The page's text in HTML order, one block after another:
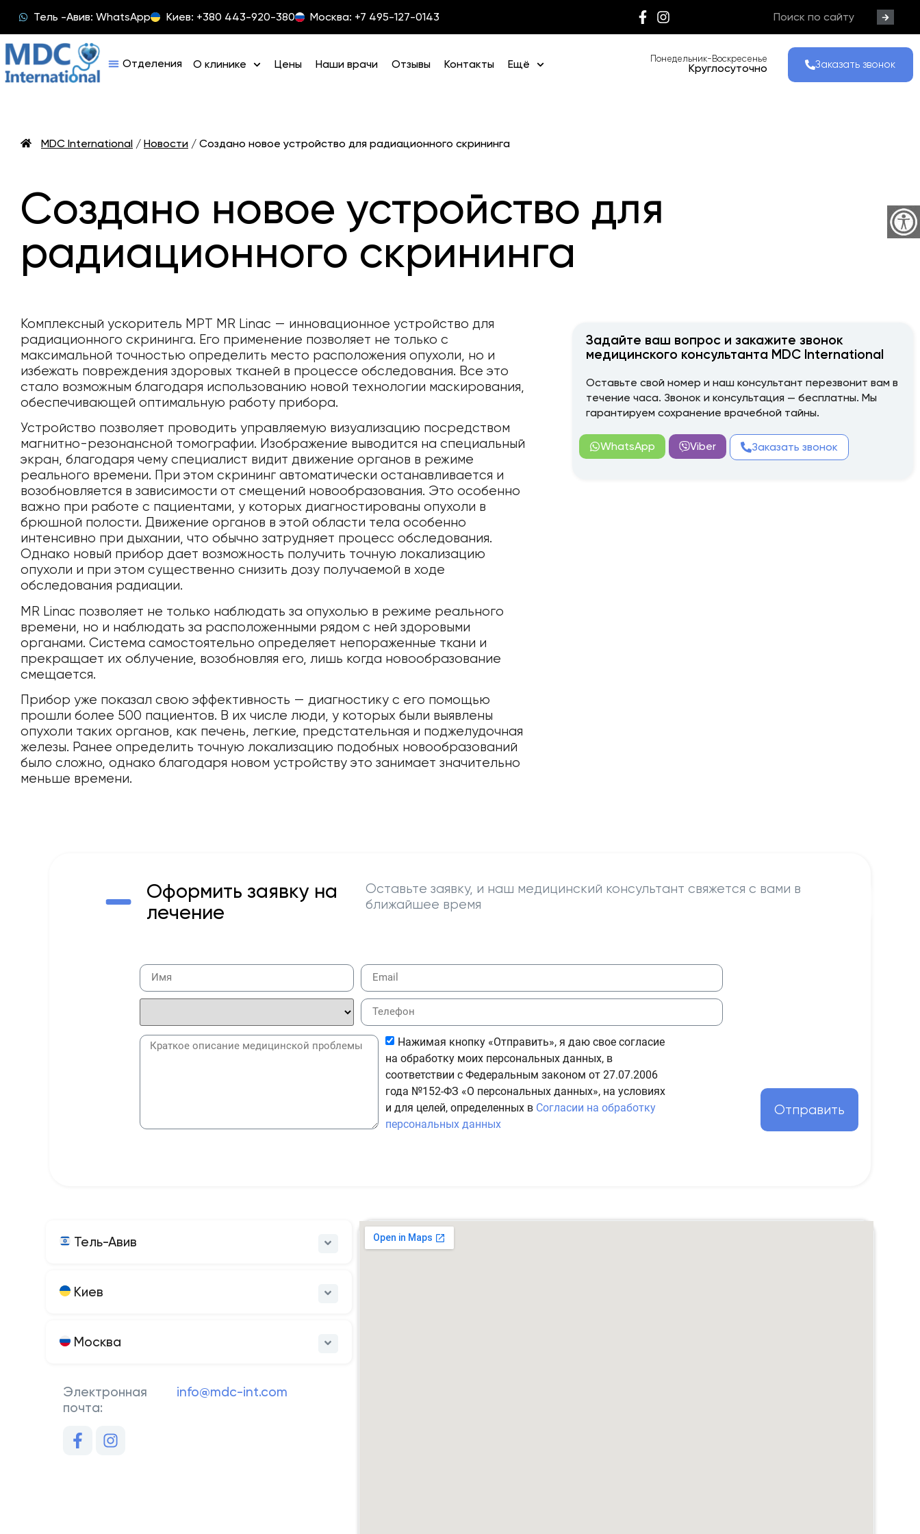
Тель -Авив: WhatsApp Киев: +380 443-920-380 Москва: +7 495-127-0143
О клинике Цены Наши врачи Отзывы Контакты Ещё Понедельник-Воскресенье
Круглосуточно Заказать звонок
MDC International / Новости / Создано новое устройство для радиационного скрининга
Создано новое устройство для
радиационного скрининга
Комплексный ускоритель МРТ MR Linac — инновационное устройство для
радиационного скрининга. Его применение позволяет не только с
максимальной точностью определить место расположения опухоли, но и
избежать повреждения здоровых тканей в процессе обследования. Все это
стало возможным благодаря использованию новой технологии маскирования,
обеспечивающей оптимальную работу прибора.
Устройство позволяет проводить управляемую визуализацию посредством
магнитно-резонансной томографии. Изображение выводится на специальный
экран, благодаря чему специалист видит движение органов в режиме
реального времени. При этом скрининг автоматически останавливается и
возобновляется в зависимости от смещений новообразования. Это особенно
важно при работе с пациентами, у которых диагностированы опухоли в
брюшной полости. Движение органов в этой области тела особенно
интенсивно при дыхании, что обычно затрудняет процесс обследования.
Однако новый прибор дает возможность получить точную локализацию
опухоли и при этом существенно снизить дозу получаемой в ходе
обследования радиации.
MR Linac позволяет не только наблюдать за опухолью в режиме реального
времени, но и наблюдать за расположенными рядом с ней здоровыми
органами. Система самостоятельно определяет непораженные ткани и
прекращает их облучение, возобновляя его, лишь когда новообразование
смещается.
Прибор уже показал свою эффективность — диагностику с его помощью
прошли более 500 пациентов. В их числе люди, у которых были выявлены
опухоли таких органов, как печень, легкие, предстательная и поджелудочная
железы. Ранее определить точную локализацию подобных новообразований
было сложно, однако благодаря новом устройству это занимает значительно
меньше времени.
Задайте ваш вопрос и закажите звонок
медицинского консультанта MDC International
Оставьте свой номер и наш консультант перезвонит вам в
течение часа. Звонок и консультация — бесплатны. Мы
гарантируем сохранение врачебной тайны.
WhatsApp Viber Заказать звонок
Оформить заявку на
лечение
Оставьте заявку, и наш медицинский консультант свяжется с вами в
ближайшее время
Нажимая кнопку «Отправить», я даю свое согласие
на обработку моих персональных данных, в
соответствии с Федеральным законом от 27.07.2006
года №152-ФЗ «О персональных данных», на условиях
и для целей, определенных в Согласии на обработку
персональных данных
Отправить
Тель-Авив
Киев
Москва
Электронная
почта:
info@mdc-int.com